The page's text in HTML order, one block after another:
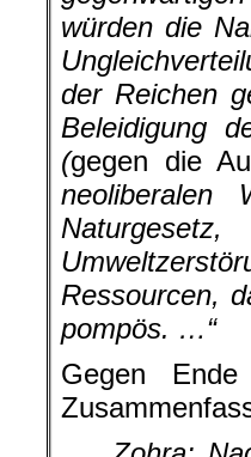
würden die
der Reichen
Beleidigung
(gegen die
neoliberalen
Ressourcen,
pompös. …“
Gegen